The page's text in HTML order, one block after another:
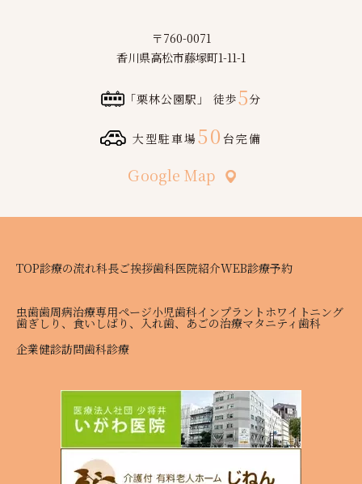
〒760-0071
香川県高松市藤塚町1-11-1
「栗林公園駅」 徒歩5分
大型駐車場50 台完備
Ｇoogle Map
TOP診療の流れ科長ご挨拶歯科医院紹介WEB診療予約
虫歯歯周病治療専用ページ小児歯科インプラント ホワイトニング
歯ぎしり、食いしばり、入れ歯、あごの治療マタニティ歯科
企業健診訪問歯科診療